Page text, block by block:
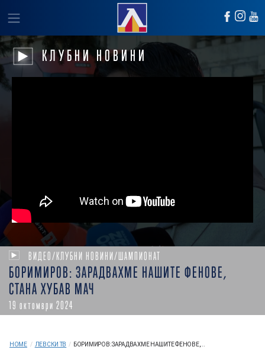
КЛУБНИ НОВИНИ
ВИДЕО/КЛУБНИ НОВИНИ/ШАМПИОНАТ
БОРИМИРОВ: ЗАРАДВАХМЕ НАШИТЕ ФЕНОВЕ,
СТАНА ХУБАВ МАЧ
19 октомври 2024
HOME / ЛЕВСКИ ТВ / БОРИМИРОВ: ЗАРАДВАХМЕ НАШИТЕ ФЕНОВЕ,...